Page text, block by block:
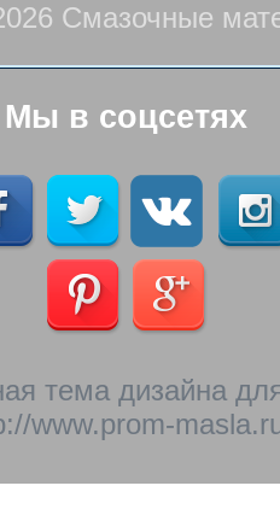
Смазочные
Мы в соцсетях
тема дизайна
www.prom-